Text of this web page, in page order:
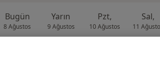
Bugün
8 Ağustos
Yarın
9 Ağustos
Pzt,
10 Ağustos
Sal,
11